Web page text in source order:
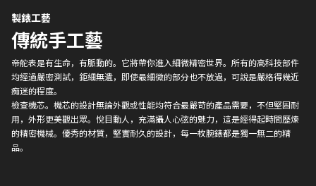
製錶工藝
傳統手工藝
帝舵表是有生命，有脈動的。它將帶你進入細微精密世界。所有的高科技部件
均經過嚴密測試，鉅細無遺，即使最細微的部分也不放過，可說是嚴格得幾近
痴迷的程度。
檢查機芯。機芯的設計無論外觀或性能均符合最嚴苛的產品需要，不但堅固耐
用，外形更美觀出眾。悅目動人，充滿攝人心弦的魅力，這是經得起時間歷煉
的精密機械。優秀的材質，堅實耐久的設計，每一枚腕錶都是獨一無二的精
品。